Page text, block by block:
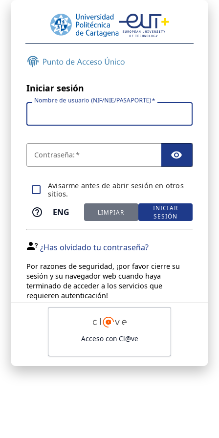
Iniciar sesión
Nombre de usuario (NIF/NIE/PASAPORTE)
Contraseña:
Avisarme antes de abrir sesión en otros
sitios.
ENG LIMPIAR
INICIAR
SESIÓN
¿Has olvidado tu contraseña?
Por razones de seguridad, ¡por favor cierre su
sesión y su navegador web cuando haya
terminado de acceder a los servicios que
requieren autenticación!